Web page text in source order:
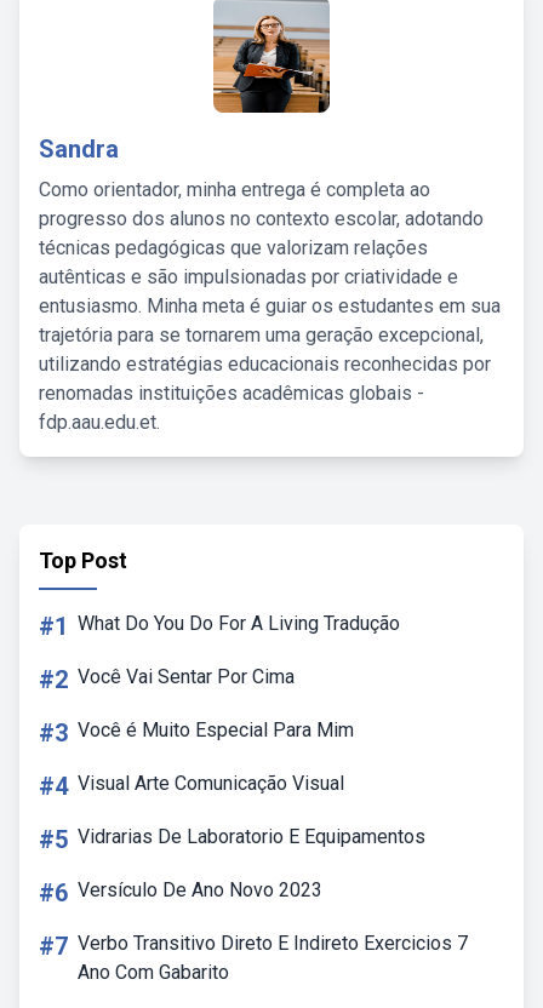
Sandra
Como orientador, minha entrega é completa ao
progresso dos alunos no contexto escolar, adotando
técnicas pedagógicas que valorizam relações
autênticas e são impulsionadas por criatividade e
entusiasmo. Minha meta é guiar os estudantes em sua
trajetória para se tornarem uma geração excepcional,
utilizando estratégias educacionais reconhecidas por
renomadas instituições acadêmicas globais -
fdp.aau.edu.et.
Top Post
#1 What Do You Do For A Living Tradução
#2 Você Vai Sentar Por Cima
#3 Você é Muito Especial Para Mim
#4 Visual Arte Comunicação Visual
#5 Vidrarias De Laboratorio E Equipamentos
#6 Versículo De Ano Novo 2023
#7 Verbo Transitivo Direto E Indireto Exercicios 7
Ano Com Gabarito